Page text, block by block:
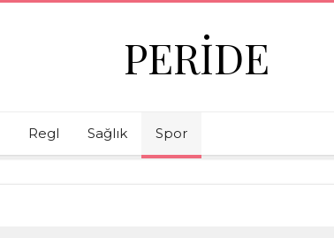
PERIDE
Regl Sağlık Spor